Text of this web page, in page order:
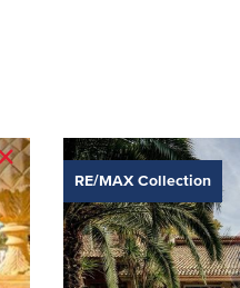
RE/MAX Collection